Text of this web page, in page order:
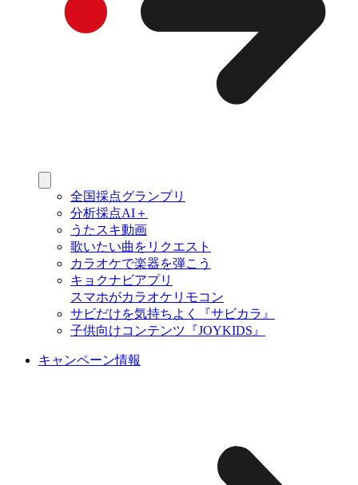
全国採点グランプリ
分析採点AI＋
うたスキ動画
歌いたい曲をリクエスト
カラオケで楽器を弾こう
キョクナビアプリ
スマホがカラオケリモコン
サビだけを気持ちよく『サビカラ』
子供向けコンテンツ『JOYKIDS』
キャンペーン情報